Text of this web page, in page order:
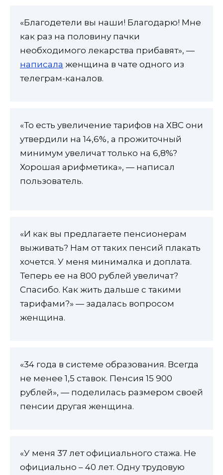
«Благодетели вы наши! Благодарю! Мне
как раз на половину пачки
необходимого лекарства прибавят», —
написала женщина в чате одного из
телеграм-каналов.
«То есть увеличение тарифов на ХВС они
утвердили на 14,6%, а прожиточный
минимум увеличат только на 6,8%?
Хорошая арифметика», — написал
пользователь.
«И как вы предлагаете пенсионерам
выживать? Нам от таких пенсий плакать
хочется. У меня минималка и доплата.
Теперь ее на 800 рублей увеличат?
Спасибо. Как жить дальше с такими
тарифами?» — задалась вопросом
женщина.
«34 года в системе образования. Всегда
не менее 1,5 ставок. Пенсия 15 900
рублей», — поделилась размером своей
пенсии другая женщина.
«У меня 37 лет официального стажа. Не
официально – 40 лет. Одну трудовую